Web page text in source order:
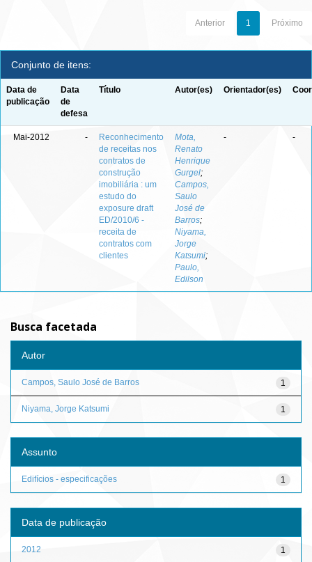
Anterior 1 Próximo
Conjunto de itens:
Data de
publicação
Data
de
defesa
Título Autor(es) Orientador(es)
Mai-2012 -
Reconhecimento
de receitas nos
contratos de
construção
imobiliária : um
estudo do
exposure draft
ED/2010/6 -
receita de
contratos com
clientes
Mota,
Renato
Henrique
Gurgel;
Campos,
Saulo
José de
Barros;
Niyama,
Jorge
Katsumi;
Paulo,
Edilson
- -
Busca facetada
Autor
1
Campos, Saulo José de Barros
1
Niyama, Jorge Katsumi
Assunto
1
Edifícios - especificações
Data de publicação
1
2012